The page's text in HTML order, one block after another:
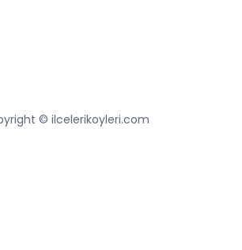
© ilcelerikoyleri.com